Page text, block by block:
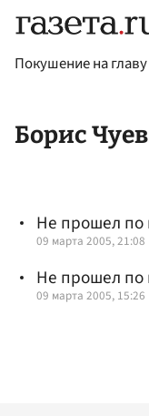
Покушение на
Борис Чуев
Не прошел по
09 марта 2005, 21:08
Не прошел по
09 марта 2005, 15:26